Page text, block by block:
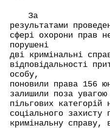
За
результатами
сфері охорони прав
порушені
дві кримінальні
відповідальності
особу,
поновили права 156
залишили поза
пільгових категорій
соціального захисту
кримінальну справу,